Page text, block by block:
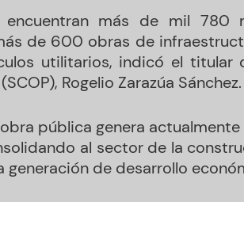
más de mil 780
de 600 obras de
utilitarios, indicó el titular
Rogelio Zarazúa Sánchez.
pública genera
al sector de la
de desarrollo